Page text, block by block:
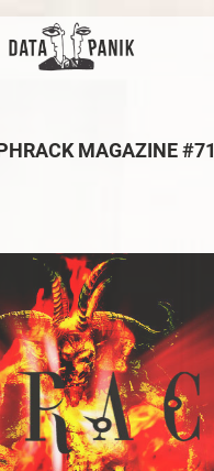
MAGAZINE #71